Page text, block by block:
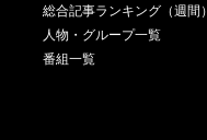
総合記事ランキング（週間）
人物・グループ一覧
番組一覧